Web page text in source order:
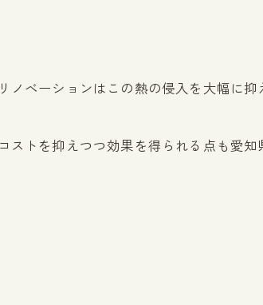
スを見直す
底的な改善策
ベーションはこの熱の侵入を大幅に抑
トを抑えつつ効果を得られる点も愛知